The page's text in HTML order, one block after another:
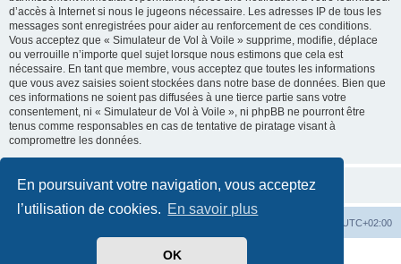
En poursuivant votre navigation, vous acceptez
l’utilisation de cookies. En savoir plus
OK
d’accès à Internet si nous le jugeons nécessaire. Les adresses IP de tous les
messages sont enregistrées pour aider au renforcement de ces conditions.
Vous acceptez que « Simulateur de Vol à Voile » supprime, modifie, déplace
ou verrouille n’importe quel sujet lorsque nous estimons que cela est
nécessaire. En tant que membre, vous acceptez que toutes les informations
que vous avez saisies soient stockées dans notre base de données. Bien que
ces informations ne soient pas diffusées à une tierce partie sans votre
consentement, ni « Simulateur de Vol à Voile », ni phpBB ne pourront être
tenus comme responsables en cas de tentative de piratage visant à
compromettre les données.
UTC+02:00
phpBB ® Forum Software © phpBB Limited